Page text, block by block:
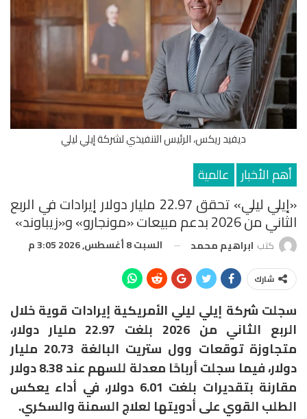
ديفيد ريكس، الرئيس التنفيذي لشركة إيلي ليلي
أهم الأخبار عالمية
«إيلي ليلي» تحقق 22.97 مليار دولار إيرادات في الربع
الثاني من 2026 بدعم مبيعات «مونجارو» و«زيباوند»
كتب ابراهيم محمد السبت 8 أغسطس, 2026 3:05 م
شارك
سجلت شركة إيلي ليلي الأمريكية إيرادات قوية خلال
الربع الثاني من 2026 بلغت 22.97 مليار دولار،
متجاوزة توقعات وول ستريت البالغة 20.73 مليار
دولار، فيما سجلت أرباحًا معدلة للسهم عند 8.38 دولار
مقارنة بتقديرات بلغت 6.01 دولار، في أداء يعكس
الطلب القوي على أدويتها لعلاج السمنة والسكري.